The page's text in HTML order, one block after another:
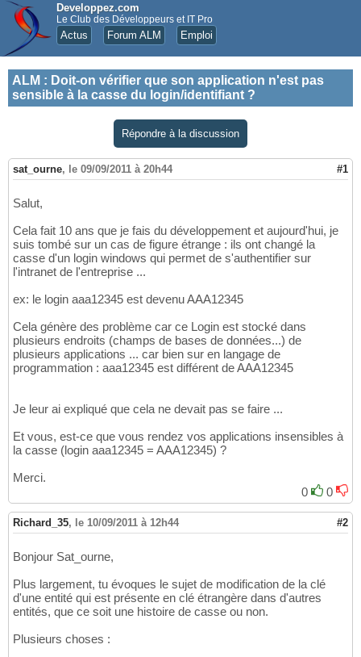
Developpez.com
Le Club des Développeurs et IT Pro
Actus Forum ALM Emploi
ALM : Doit-on vérifier que son application n'est pas
sensible à la casse du login/identifiant ?
Répondre à la discussion
sat_ourne, le 09/09/2011 à 20h44 #1
Salut,
Cela fait 10 ans que je fais du développement et aujourd'hui, je
suis tombé sur un cas de figure étrange : ils ont changé la
casse d'un login windows qui permet de s'authentifier sur
l'intranet de l'entreprise ...
ex: le login aaa12345 est devenu AAA12345
Cela génère des problème car ce Login est stocké dans
plusieurs endroits (champs de bases de données...) de
plusieurs applications ... car bien sur en langage de
programmation : aaa12345 est différent de AAA12345
Je leur ai expliqué que cela ne devait pas se faire ...
Et vous, est-ce que vous rendez vos applications insensibles à
la casse (login aaa12345 = AAA12345) ?
Merci.
0
0
Richard_35, le 10/09/2011 à 12h44 #2
Bonjour Sat_ourne,
Plus largement, tu évoques le sujet de modification de la clé
d'une entité qui est présente en clé étrangère dans d'autres
entités, que ce soit une histoire de casse ou non.
Plusieurs choses :